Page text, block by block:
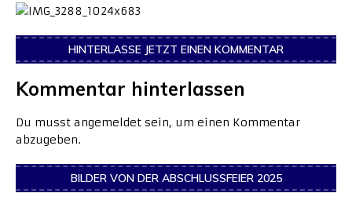
HINTERLASSE JETZT EINEN KOMMENTAR
Kommentar hinterlassen
Du musst angemeldet sein, um einen Kommentar
abzugeben.
BILDER VON DER ABSCHLUSSFEIER 2025